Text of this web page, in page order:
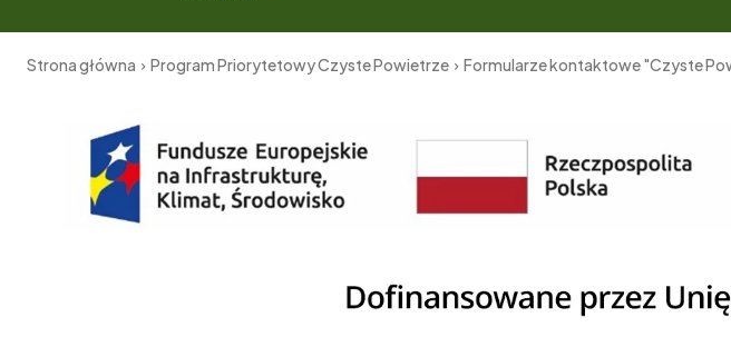
Strona główna Program Priorytetowy Czyste Powietrze Formularze kontaktowe "Czyste